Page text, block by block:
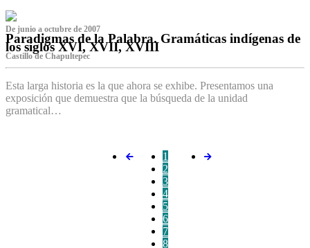
De junio a octubre de 2007
Paradigmas de la Palabra. Gramáticas indígenas de
los siglos XVI, XVII, XVIII
Castillo de Chapultepec
Esta larga historia es la que ahora se exhibe. Presentamos una
exposición que demuestra que la búsqueda de la unidad
gramatical…
1
2
3
4
5
6
7
8